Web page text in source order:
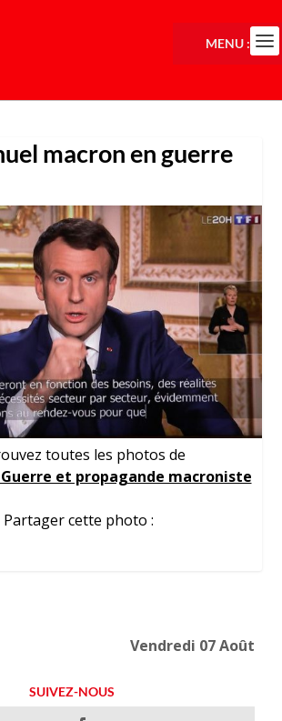
macron en guerre
toutes les photos de
et propagande macroniste
Partager cette photo :
Vendredi 07 Août
SUIVEZ-NOUS
MENU :